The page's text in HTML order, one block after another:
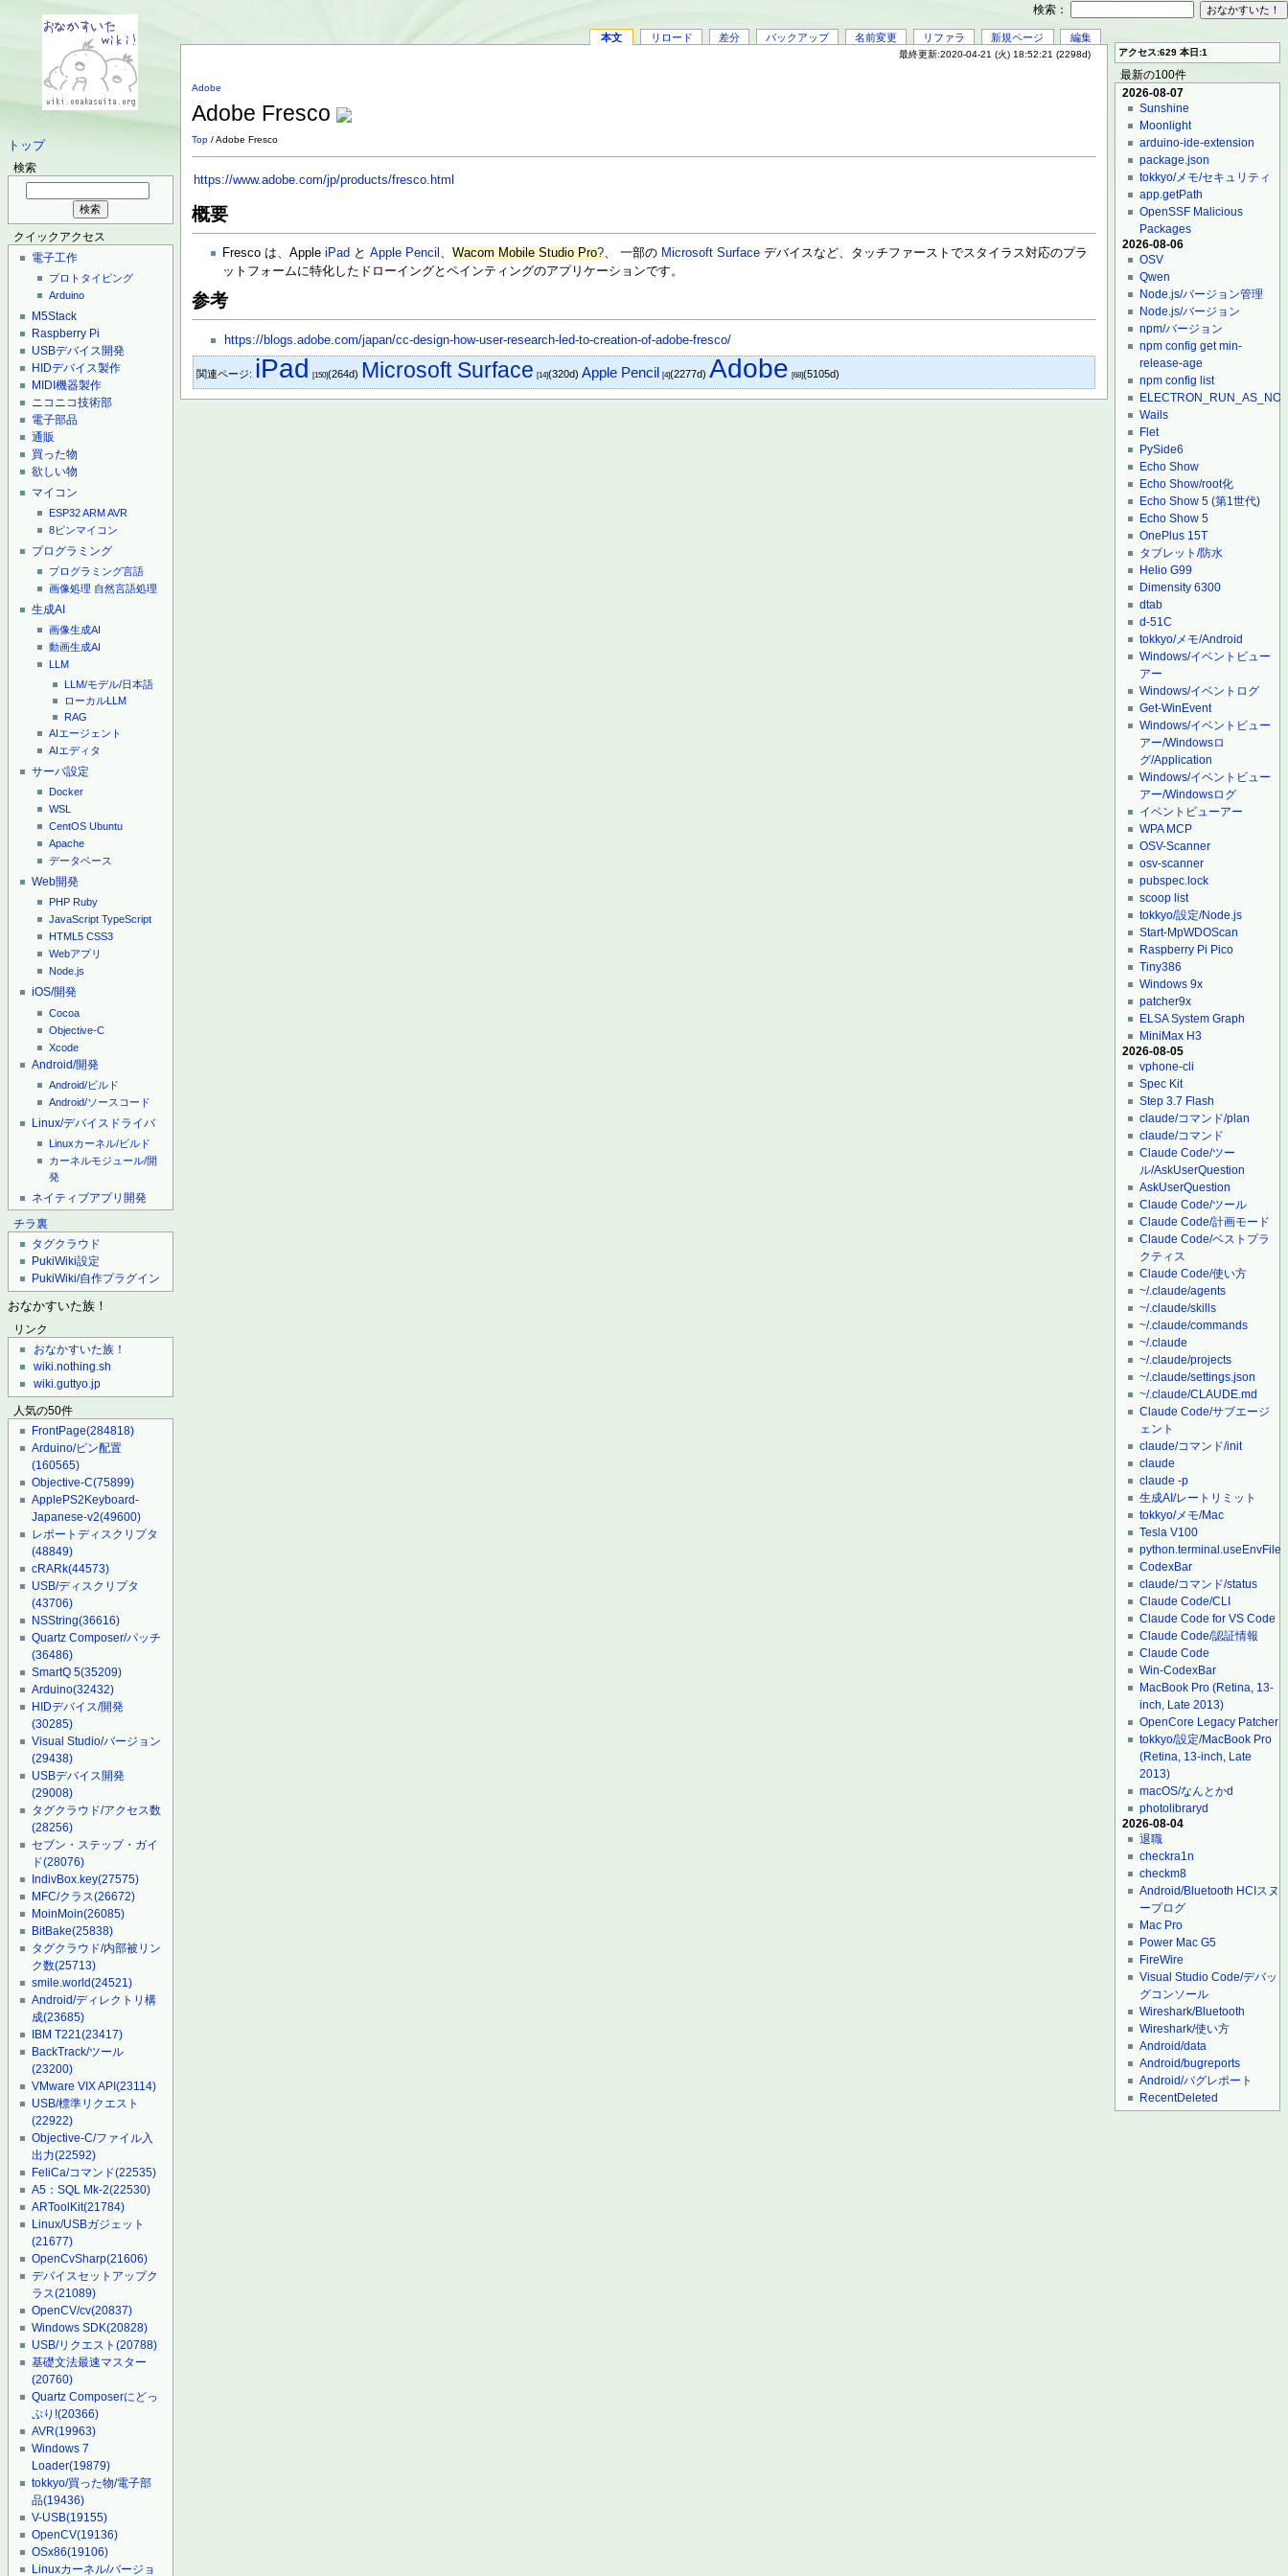
トップ
検索
クイックアクセス
電子工作
プロトタイピング
Arduino
M5Stack
Raspberry Pi
USBデバイス開発
HIDデバイス製作
MIDI機器製作
ニコニコ技術部
電子部品
通販
買った物
欲しい物
マイコン
ESP32ARMAVR
8ピンマイコン
プログラミング
プログラミング言語
画像処理 自然言語処理
生成AI
画像生成AI
動画生成AI
LLM
LLM/モデル/日本語
ローカルLLM
RAG
AIエージェント
AIエディタ
サーバ設定
Docker
WSL
CentOS Ubuntu
Apache
データベース
Web開発
PHP Ruby
JavaScript TypeScript
HTML5 CSS3
Webアプリ
Node.js
iOS/開発
Cocoa
Objective-C
Xcode
Android/開発
Android/ビルド
Android/ソースコード
Linux/デバイスドライバ
Linuxカーネル/ビルド
カーネルモジュール/開
発
ネイティブアプリ開発
チラ裏
タグクラウド
PukiWiki設定
PukiWiki/自作プラグイン
おなかすいた族！
リンク
おなかすいた族！
wiki.nothing.sh
wiki.guttyo.jp
人気の50件
FrontPage(284818)
Arduino/ピン配置
(160565)
Objective-C(75899)
ApplePS2Keyboard-
Japanese-v2(49600)
レポートディスクリプタ
(48849)
cRARk(44573)
USB/ディスクリプタ
(43706)
NSString(36616)
Quartz Composer/パッチ
(36486)
SmartQ 5(35209)
Arduino(32432)
HIDデバイス/開発
(30285)
Visual Studio/バージョン
(29438)
USBデバイス開発
(29008)
タグクラウド/アクセス数
(28256)
セブン・ステップ・ガイ
ド(28076)
IndivBox.key(27575)
MFC/クラス(26672)
MoinMoin(26085)
BitBake(25838)
タグクラウド/内部被リン
ク数(25713)
smile.world(24521)
Android/ディレクトリ構
成(23685)
IBM T221(23417)
BackTrack/ツール
(23200)
VMware VIX API(23114)
USB/標準リクエスト
(22922)
Objective-C/ファイル入
出力(22592)
FeliCa/コマンド(22535)
A5：SQL Mk-2(22530)
ARToolKit(21784)
Linux/USBガジェット
(21677)
OpenCvSharp(21606)
デバイスセットアップク
ラス(21089)
OpenCV/cv(20837)
Windows SDK(20828)
USB/リクエスト(20788)
基礎文法最速マスター
(20760)
Quartz Composerにどっ
ぷり!(20366)
AVR(19963)
Windows 7
Loader(19879)
tokkyo/買った物/電子部
品(19436)
V-USB(19155)
OpenCV(19136)
OSx86(19106)
Linuxカーネル/バージョ
本文 リロード 差分 バックアップ 名前変更 リファラ 新規ページ 編集
最終更新:2020-04-21 (火) 18:52:21 (2298d)
Adobe
Adobe Fresco
Top / Adobe Fresco
https://www.adobe.com/jp/products/fresco.html
概要
Fresco は、AppleiPad とApple Pencil 、Wacom Mobile Studio Pro?、 一部の Microsoft Surface デバイスなど、タッチファーストでスタイラス対応のプラ
ットフォームに特化したドローイングとペインティングのアプリケーションです。
参考
https://blogs.adobe.com/japan/cc-design-how-user-research-led-to-creation-of-adobe-fresco/
関連ページ: iPad [150](264d) Microsoft Surface [14](320d)Apple Pencil [4](2277d)Adobe [68](5105d)
アクセス:629 本日:1
最新の100件
2026-08-07
Sunshine
Moonlight
arduino-ide-extension
package.json
tokkyo/メモ/セキュリティ
app.getPath
OpenSSF Malicious
Packages
2026-08-06
OSV
Qwen
Node.js/バージョン管理
Node.js/バージョン
npm/バージョン
npm config get min-
release-age
npm config list
Wails
Flet
PySide6
Echo Show
Echo Show/root化
Echo Show 5 (第1世代)
Echo Show 5
OnePlus 15T
タブレット/防水
Helio G99
Dimensity 6300
dtab
d-51C
tokkyo/メモ/Android
Windows/イベントビュー
アー
Windows/イベントログ
Get-WinEvent
Windows/イベントビュー
アー/Windowsロ
グ/Application
Windows/イベントビュー
アー/Windowsログ
イベントビューアー
WPA MCP
OSV-Scanner
osv-scanner
pubspec.lock
scoop list
tokkyo/設定/Node.js
Start-MpWDOScan
Raspberry Pi Pico
Tiny386
Windows 9x
patcher9x
ELSA System Graph
MiniMax H3
2026-08-05
vphone-cli
Spec Kit
Step 3.7 Flash
claude/コマンド/plan
claude/コマンド
Claude Code/ツー
ル/AskUserQuestion
AskUserQuestion
Claude Code/ツール
Claude Code/計画モード
Claude Code/ベストプラ
クティス
Claude Code/使い方
~/.claude/agents
~/.claude/skills
~/.claude/commands
~/.claude
~/.claude/projects
~/.claude/settings.json
~/.claude/CLAUDE.md
Claude Code/サブエージ
ェント
claude/コマンド/init
claude
claude -p
生成AI/レートリミット
tokkyo/メモ/Mac
Tesla V100
python.terminal.useEnvFile
CodexBar
claude/コマンド/status
Claude Code/CLI
Claude Code for VS Code
Claude Code/認証情報
Claude Code
Win-CodexBar
MacBook Pro (Retina, 13-
inch, Late 2013)
OpenCore Legacy Patcher
tokkyo/設定/MacBook Pro
(Retina, 13-inch, Late
2013)
macOS/なんとかd
photolibraryd
2026-08-04
退職
checkra1n
checkm8
Android/Bluetooth HCIスヌ
ープログ
Mac Pro
Power Mac G5
FireWire
Visual Studio Code/デバッ
グコンソール
Wireshark/Bluetooth
Wireshark/使い方
Android/data
Android/bugreports
Android/バグレポート
RecentDeleted
検索：